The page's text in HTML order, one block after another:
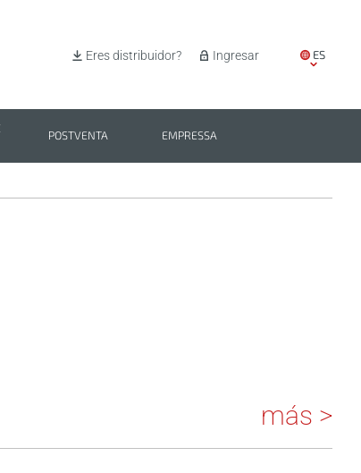
ES
Ingresar
Eres distribuidor?
POSTVENTA EMPRESSA
más >